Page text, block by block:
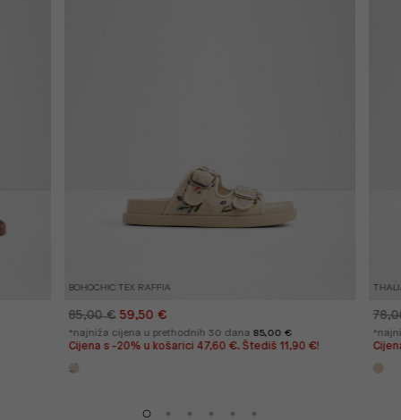
BOHOCHIC TEX RAFFIA
85,00 € 59,50 €
*najniža cijena u prethodnih 30 dana 85,00 €
Cijena s -20% u košarici 47,60 €. Štediš 11,90 €!